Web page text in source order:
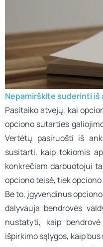
Nepamirškite suderinti iš
Pasitaiko atvejų, kai
opciono sutarties
Vertėtų pasiruošti iš
susitarti, kaip tokiomis
konkrečiam darbuotojui
opciono teisė, tiek
Be to, įgyvendinus
dalyvauja bendrovės
nustatyti, kaip
išpirkimo sąlygos, kaip